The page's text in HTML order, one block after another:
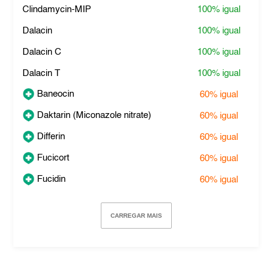
Clindamycin-MIP 100% igual
Dalacin 100% igual
Dalacin C 100% igual
Dalacin T 100% igual
Baneocin 60% igual
Daktarin (Miconazole nitrate) 60% igual
Differin 60% igual
Fucicort 60% igual
Fucidin 60% igual
CARREGAR MAIS